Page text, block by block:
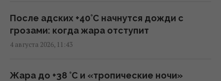
Атакованный в Лейпциге самолет
"Антонова" перевозил боеприпасы, - СМИ
17:08 четверг, 06 августа 2026
Россия может использовать украинские
После адских +40°C начнутся дожди с
грозами: когда жара отступит
4 августа 2026, 11:43
Жара до +38 °С и «тропические ночи»